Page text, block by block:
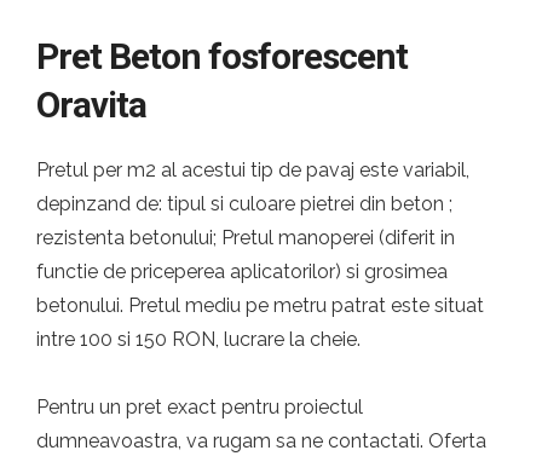
Pret Beton fosforescent
Oravita
Pretul per m2 al acestui tip de pavaj este variabil,
depinzand de: tipul si culoare pietrei din beton ;
rezistenta betonului; Pretul manoperei (diferit in
functie de priceperea aplicatorilor) si grosimea
betonului. Pretul mediu pe metru patrat este situat
intre 100 si 150 RON, lucrare la cheie.
Pentru un pret exact pentru proiectul
dumneavoastra, va rugam sa ne contactati. Oferta